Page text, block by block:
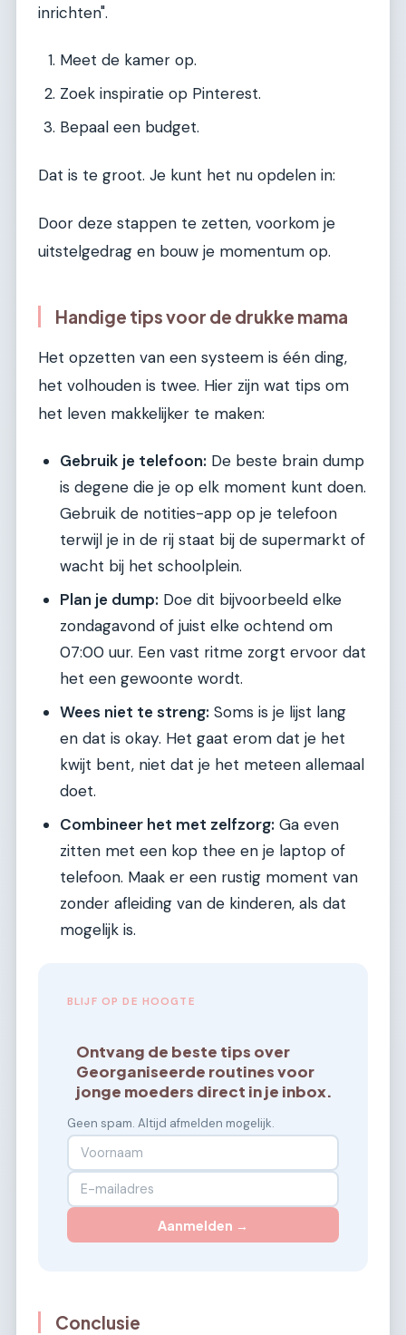
inrichten".
Meet de kamer op.
Zoek inspiratie op Pinterest.
Bepaal een budget.
Dat is te groot. Je kunt het nu opdelen in:
Door deze stappen te zetten, voorkom je
uitstelgedrag en bouw je momentum op.
Handige tips voor de drukke mama
Het opzetten van een systeem is één ding,
het volhouden is twee. Hier zijn wat tips om
het leven makkelijker te maken:
Gebruik je telefoon: De beste brain dump
is degene die je op elk moment kunt doen.
Gebruik de notities-app op je telefoon
terwijl je in de rij staat bij de supermarkt of
wacht bij het schoolplein.
Plan je dump: Doe dit bijvoorbeeld elke
zondagavond of juist elke ochtend om
07:00 uur. Een vast ritme zorgt ervoor dat
het een gewoonte wordt.
Wees niet te streng: Soms is je lijst lang
en dat is okay. Het gaat erom dat je het
kwijt bent, niet dat je het meteen allemaal
doet.
Combineer het met zelfzorg: Ga even
zitten met een kop thee en je laptop of
telefoon. Maak er een rustig moment van
zonder afleiding van de kinderen, als dat
mogelijk is.
BLIJF OP DE HOOGTE
Ontvang de beste tips over
Georganiseerde routines voor
jonge moeders direct in je inbox.
Geen spam. Altijd afmelden mogelijk.
Aanmelden →
Conclusie